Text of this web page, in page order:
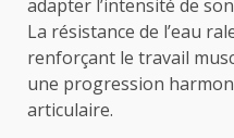
adapter l’intensité de
La résistance de l’eau
renforçant le travail
une progression
articulaire.